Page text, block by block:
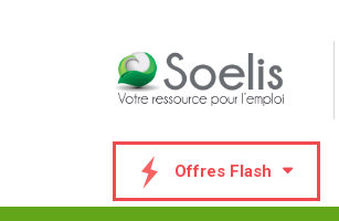
Offres Flash